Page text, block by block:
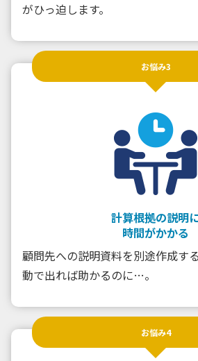
がひっ迫します。
お悩み3
計算根拠の説明
時間がかかる
顧問先への説明資料を別途作成す
動で出れば助かるのに…。
お悩み4